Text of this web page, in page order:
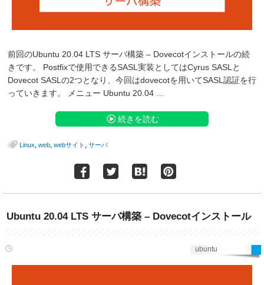
前回のUbuntu 20.04 LTS サーバ構築 – Dovecotインストールの続
きです。 Postfixで使用できるSASL実装としてはCyrus SASLと
Dovecot SASLの2つとなり、今回はdovecotを用いてSASL認証を行
っていきます。 メニュー Ubuntu 20.04 …
続きを読む
Linux, web, webサイト , サーバ
Ubuntu 20.04 LTS サーバ構築 – Dovecotインストール
ubuntu